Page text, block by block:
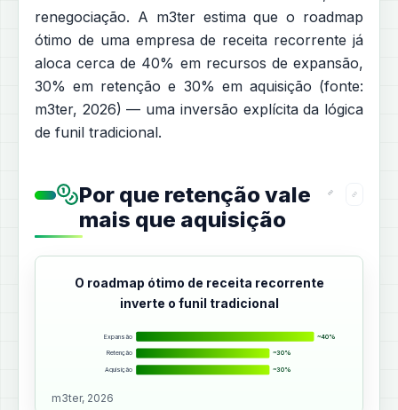
renegociação. A m3ter estima que o roadmap
ótimo de uma empresa de receita recorrente já
aloca cerca de 40% em recursos de expansão,
30% em retenção e 30% em aquisição (fonte:
m3ter, 2026) — uma inversão explícita da lógica
de funil tradicional.
Por que retenção vale
mais que aquisição
O roadmap ótimo de receita recorrente
inverte o funil tradicional
Expansão ~40%
Retenção ~30%
Aquisição ~30%
m3ter, 2026